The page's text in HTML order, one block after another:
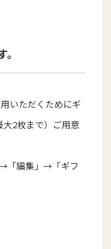
いただくためにギ
2枚まで）ご用意
「編集」→「ギフ